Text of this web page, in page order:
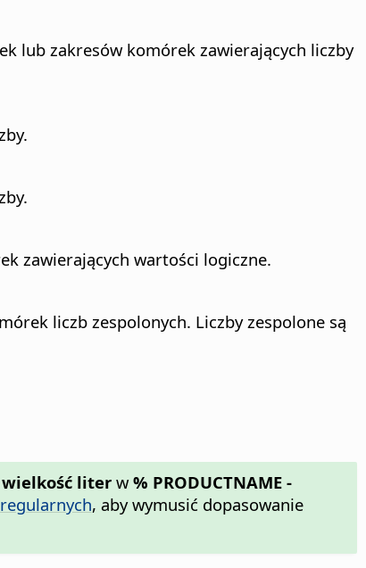
lub zakresów komórek zawierających liczby
zawierających wartości logiczne.
liczb zespolonych. Liczby zespolone są
literw% PRODUCTNAME -
, aby wymusić dopasowanie